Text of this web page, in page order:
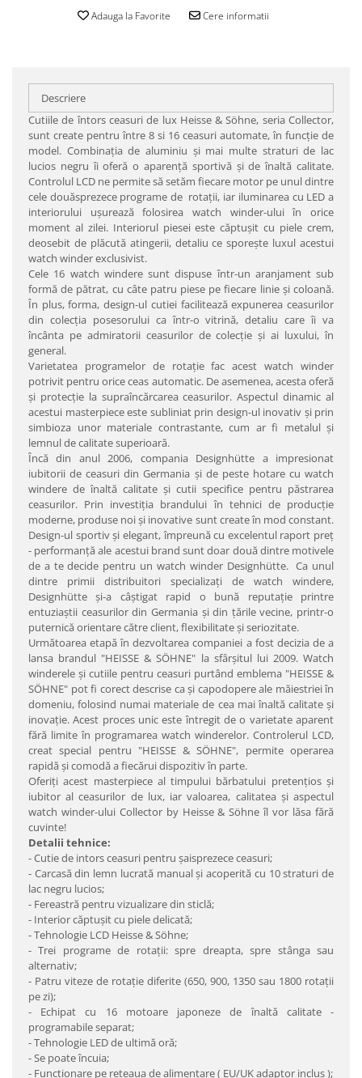
Adauga la Favorite Cere informatii
Descriere
Cutiile de întors ceasuri de lux Heisse & Söhne, seria Collector,
sunt create pentru între 8 si 16 ceasuri automate, în funcţie de
model. Combinaţia de aluminiu şi mai multe straturi de lac
lucios negru îi oferă o aparenţă sportivă şi de înaltă calitate.
Controlul LCD ne permite să setăm fiecare motor pe unul dintre
cele douăsprezece programe de rotaţii, iar iluminarea cu LED a
interiorului uşurează folosirea watch winder-ului în orice
moment al zilei. Interiorul piesei este căptuşit cu piele crem,
deosebit de plăcută atingerii, detaliu ce sporeşte luxul acestui
watch winder exclusivist.
Cele 16 watch windere sunt dispuse într-un aranjament sub
formă de pătrat, cu câte patru piese pe fiecare linie şi coloană.
În plus, forma, design-ul cutiei facilitează expunerea ceasurilor
din colecţia posesorului ca într-o vitrină, detaliu care îi va
încânta pe admiratorii ceasurilor de colecţie şi ai luxului, în
general.
Varietatea programelor de rotaţie fac acest watch winder
potrivit pentru orice ceas automatic. De asemenea, acesta oferă
şi protecţie la supraîncărcarea ceasurilor. Aspectul dinamic al
acestui masterpiece este subliniat prin design-ul inovativ şi prin
simbioza unor materiale contrastante, cum ar fi metalul şi
lemnul de calitate superioară.
Încă din anul 2006, compania Designhütte a impresionat
iubitorii de ceasuri din Germania şi de peste hotare cu watch
windere de înaltă calitate şi cutii specifice pentru păstrarea
ceasurilor. Prin investiţia brandului în tehnici de producţie
moderne, produse noi şi inovative sunt create în mod constant.
Design-ul sportiv şi elegant, împreună cu excelentul raport preţ
- performanţă ale acestui brand sunt doar două dintre motivele
de a te decide pentru un watch winder Designhütte. Ca unul
dintre primii distribuitori specializaţi de watch windere,
Designhütte şi-a câştigat rapid o bună reputaţie printre
entuziaştii ceasurilor din Germania şi din ţările vecine, printr-o
puternică orientare către client, flexibilitate şi seriozitate.
Următoarea etapă în dezvoltarea companiei a fost decizia de a
lansa brandul "HEISSE & SÖHNE" la sfârşitul lui 2009. Watch
winderele şi cutiile pentru ceasuri purtând emblema "HEISSE &
SÖHNE" pot fi corect descrise ca şi capodopere ale măiestriei în
domeniu, folosind numai materiale de cea mai înaltă calitate şi
inovaţie. Acest proces unic este întregit de o varietate aparent
fără limite în programarea watch winderelor. Controlerul LCD,
creat special pentru "HEISSE & SÖHNE", permite operarea
rapidă şi comodă a fiecărui dispozitiv în parte.
Oferiţi acest masterpiece al timpului bărbatului pretenţios şi
iubitor al ceasurilor de lux, iar valoarea, calitatea şi aspectul
watch winder-ului Collector by Heisse & Söhne îl vor lăsa fără
cuvinte!
Detalii tehnice:
- Cutie de intors ceasuri pentru şaisprezece ceasuri;
- Carcasă din lemn lucrată manual şi acoperită cu 10 straturi de
lac negru lucios;
- Fereastră pentru vizualizare din sticlă;
- Interior căptuşit cu piele delicată;
- Tehnologie LCD Heisse & Söhne;
- Trei programe de rotaţii: spre dreapta, spre stânga sau
alternativ;
- Patru viteze de rotaţie diferite (650, 900, 1350 sau 1800 rotaţii
pe zi);
- Echipat cu 16 motoare japoneze de înaltă calitate -
programabile separat;
- Tehnologie LED de ultimă oră;
- Se poate încuia;
- Funcţionare pe reţeaua de alimentare ( EU/UK adaptor inclus );